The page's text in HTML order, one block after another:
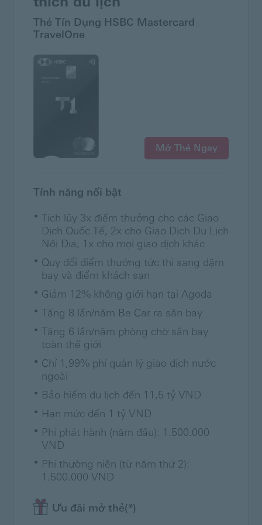
Thẻ Tín Dụng HSBC Mastercard
TravelOne
Mở Thẻ Ngay
Tính năng nổi bật
Tích lũy 3x điểm thưởng cho các Giao
Dịch Quốc Tế, 2x cho Giao Dịch Du Lịch
Nội Địa, 1x cho mọi giao dịch khác
Quy đổi điểm thưởng tức thì sang dặm
bay và điểm khách sạn
Giảm 12% không giới hạn tại Agoda
Tặng 8 lần/năm Be Car ra sân bay
Tặng 6 lần/năm phòng chờ sân bay
toàn thế giới
Chỉ 1,99% phí quản lý giao dịch nước
ngoài
Bảo hiểm du lịch đến 11,5 tỷ VND
Hạn mức đến 1 tỷ VND
Phí phát hành (năm đầu): 1.500.000
VND
Phí thường niên (từ năm thứ 2):
1.500.000 VND
Ưu đãi mở thẻ(*)